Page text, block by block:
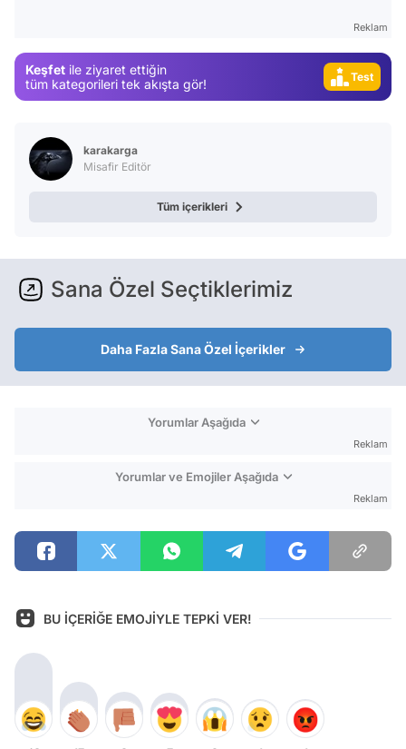
Reklam
Keşfet ile ziyaret ettiğin
tüm kategorileri tek akışta gör!
Gündem
karakarga
Misafir Editör
Tüm içerikleri
Sana Özel Seçtiklerimiz
Daha Fazla Sana Özel İçerikler
Yorumlar Aşağıda
Reklam
Yorumlar ve Emojiler Aşağıda
Reklam
BU İÇERİĞE EMOJİYLE TEPKİ VER!